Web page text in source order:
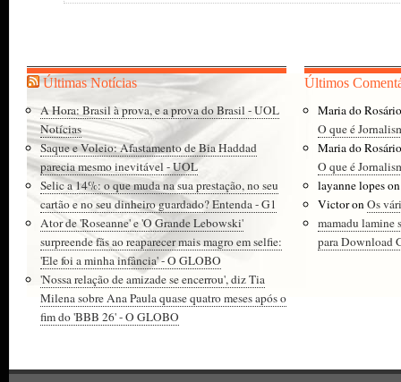
Últimas Notícias
A Hora: Brasil à prova, e a prova do Brasil - UOL
Notícias
Saque e Voleio: Afastamento de Bia Haddad
parecia mesmo inevitável - UOL
Selic a 14%: o que muda na sua prestação, no seu
cartão e no seu dinheiro guardado? Entenda - G1
Ator de 'Roseanne' e 'O Grande Lebowski'
surpreende fãs ao reaparecer mais magro em selfie:
'Ele foi a minha infância' - O GLOBO
'Nossa relação de amizade se encerrou', diz Tia
Milena sobre Ana Paula quase quatro meses após o
fim do 'BBB 26' - O GLOBO
Últimos
Maria do
O que é
Maria do
O que é
layanne lopes
VictoronOs
mamadu lamine
para Download